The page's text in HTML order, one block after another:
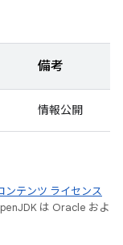
備考
情報公開
ンテンツ ライセンス
は Oracle およ